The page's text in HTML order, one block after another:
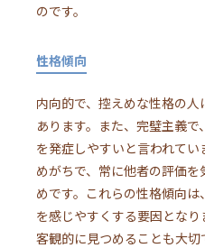
のです。
性格傾向
内向的で、控えめな性格の
あります。また、完璧主義
を発症しやすいと言われて
めがちで、常に他者の評価
めです。これらの性格傾向
を感じやすくする要因となり
客観的に見つめることも大切